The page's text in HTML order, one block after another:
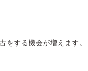
をする機会が増えます。